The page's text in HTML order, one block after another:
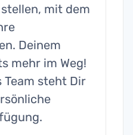
mit dem
Deinem
mehr im Weg!
Team steht Dir